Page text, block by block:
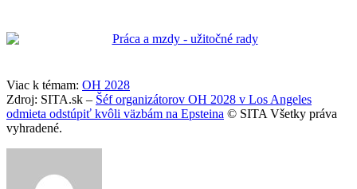
Viac k témam: OH 2028
Zdroj: SITA.sk – Šéf organizátorov OH 2028 v Los Angeles
odmieta odstúpiť kvôli väzbám na Epsteina © SITA Všetky práva
vyhradené.